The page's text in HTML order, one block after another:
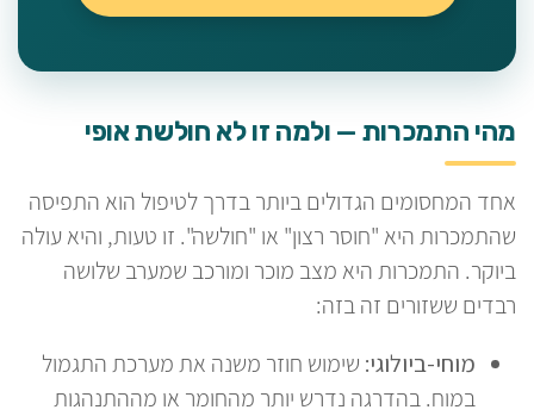
מהי התמכרות — ולמה זו לא חולשת אופי
אחד המחסומים הגדולים ביותר בדרך לטיפול הוא התפיסה
שהתמכרות היא "חוסר רצון" או "חולשה". זו טעות, והיא עולה
ביוקר. התמכרות היא מצב מוכר ומורכב שמערב שלושה
רבדים ששזורים זה בזה:
מוחי-ביולוגי: שימוש חוזר משנה את מערכת התגמול
במוח. בהדרגה נדרש יותר מהחומר או מההתנהגות